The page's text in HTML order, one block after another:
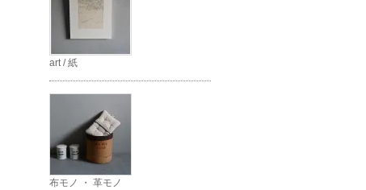
art / 紙
布モノ ・ 革モノ